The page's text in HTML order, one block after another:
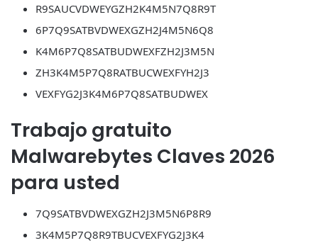
R9SAUCVDWEYGZH2K4M5N7Q8R9T
6P7Q9SATBVDWEXGZH2J4M5N6Q8
K4M6P7Q8SATBUDWEXFZH2J3M5N
ZH3K4M5P7Q8RATBUCWEXFYH2J3
VEXFYG2J3K4M6P7Q8SATBUDWEX
Trabajo gratuito
Malwarebytes Claves 2026
para usted
7Q9SATBVDWEXGZH2J3M5N6P8R9
3K4M5P7Q8R9TBUCVEXFYG2J3K4